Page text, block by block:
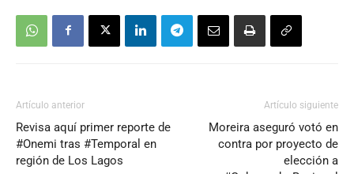
Artículo anterior
Revisa aquí primer reporte de
#Onemi tras #Temporal en
región de Los Lagos
Artículo siguiente
Moreira aseguró votó en
contra por proyecto de
elección a